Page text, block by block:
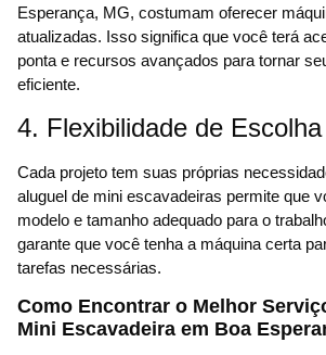
Esperança, MG, costumam oferecer
atualizadas. Isso significa que você terá
ponta e recursos avançados para tornar
eficiente.
4. Flexibilidade de Escolha
Cada projeto tem suas próprias
aluguel de mini escavadeiras permite que
modelo e tamanho adequado para o
garante que você tenha a máquina certa
tarefas necessárias.
Como Encontrar o Melhor
Mini Escavadeira em Boa